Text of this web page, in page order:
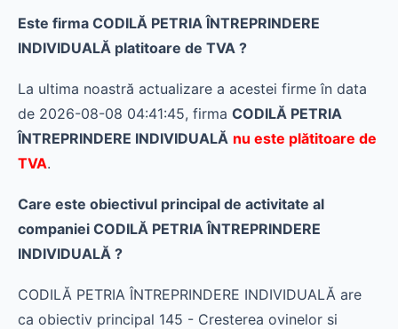
Este firma CODILĂ PETRIA ÎNTREPRINDERE
INDIVIDUALĂ platitoare de TVA ?
La ultima noastră actualizare a acestei firme în data
de 2026-08-08 04:41:45, firma CODILĂ PETRIA
ÎNTREPRINDERE INDIVIDUALĂ nu este plătitoare de
TVA.
Care este obiectivul principal de activitate al
companiei CODILĂ PETRIA ÎNTREPRINDERE
INDIVIDUALĂ ?
CODILĂ PETRIA ÎNTREPRINDERE INDIVIDUALĂ are
ca obiectiv principal 145 - Cresterea ovinelor si